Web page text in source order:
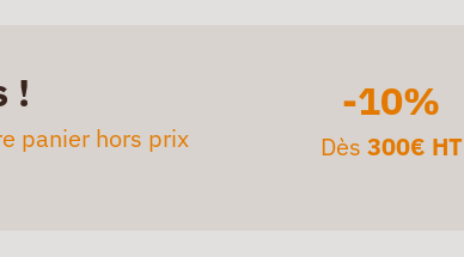
!
panier hors prix
-10%
Dès 300€ HT